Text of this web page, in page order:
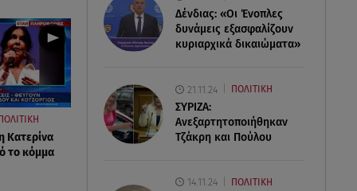
Δένδιας: «Οι Ένοπλες
δυνάμεις εξασφαλίζουν
κυριαρχικά δικαιώματα»
21.11.24 ΠΟΛΙΤΙΚΗ
ΣΥΡΙΖΑ:
Ανεξαρτητοποιήθηκαν
Τζάκρη και Πούλου
14.11.24 ΠΟΛΙΤΙΚΗ
Κατερίνα
το κόμμα